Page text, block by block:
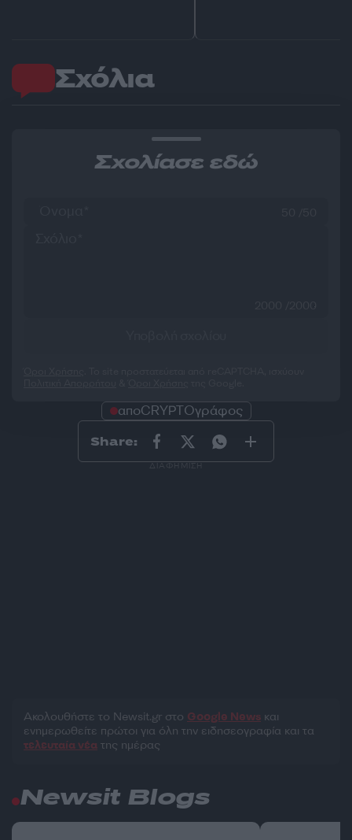
Σχόλια
Σχολίασε εδώ
2000 /2000
αποCRYPTOγράφος
Share:
ΔΙΑΦΗΜΙΣΗ
Ακολουθήστε το Νewsit.gr στο Google News και
ενημερωθείτε πρώτοι για όλη την ειδησεογραφία και τα
τελευταία νέα της ημέρας
Newsit Blogs